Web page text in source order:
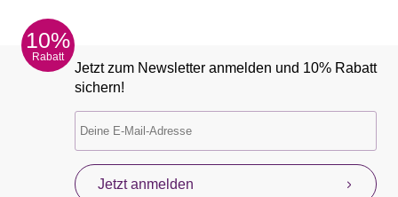
10%
Rabatt
Jetzt zum Newsletter anmelden und 10% Rabatt
sichern!
Jetzt anmelden